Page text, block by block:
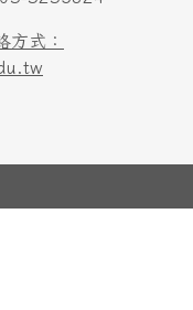
方式：